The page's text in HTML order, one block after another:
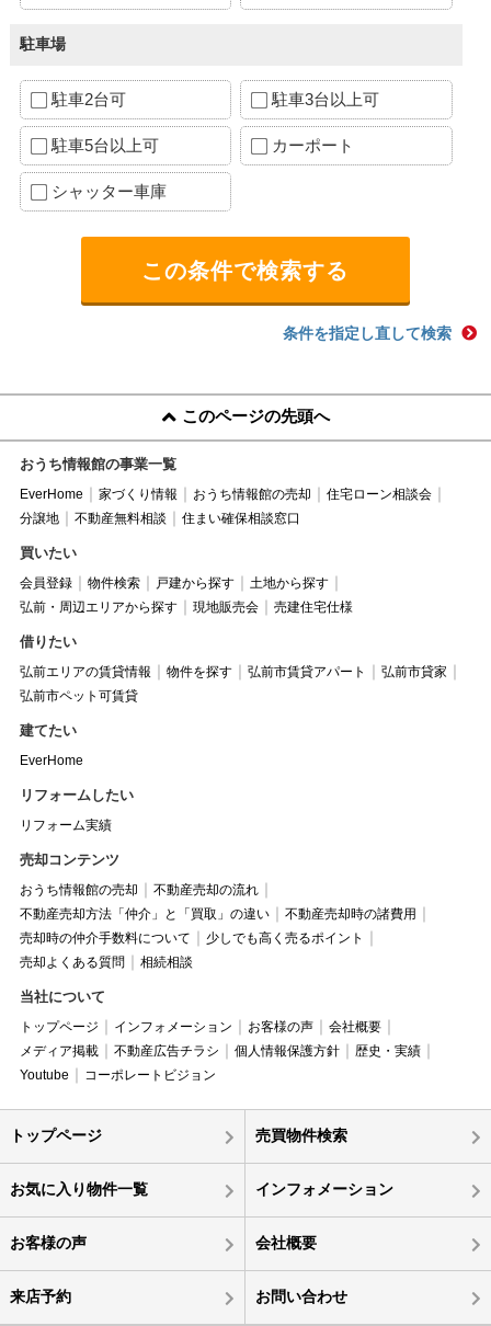
駐車場
駐車2台可 駐車3台以上可
駐車5台以上可 カーポート
シャッター車庫
条件を指定し直して検索
このページの先頭へ
おうち情報館の事業一覧
EverHome 家づくり情報 おうち情報館の売却
住宅ローン相談会
分譲地
不動産無料相談 住まい確保相談窓口
買いたい
会員登録 物件検索 戸建から探す
土地から探す
弘前・周辺エリアから探す
現地販売会 売建住宅仕様
借りたい
弘前エリアの賃貸情報 物件を探す 弘前市賃貸アパート
弘前市貸家
弘前市ペット可賃貸
建てたい
EverHome
リフォームしたい
リフォーム実績
売却コンテンツ
おうち情報館の売却
不動産売却の流れ
不動産売却方法「仲介」と「買取」の違い
不動産売却時の諸費用
売却時の仲介手数料について
少しでも高く売るポイント
売却よくある質問
相続相談
当社について
トップページ インフォメーション お客様の声
会社概要
メディア掲載
不動産広告チラシ 個人情報保護方針
歴史・実績
Youtube
コーポレートビジョン
トップページ 売買物件検索
お気に入り物件一覧 インフォメーション
お客様の声 会社概要
来店予約 お問い合わせ